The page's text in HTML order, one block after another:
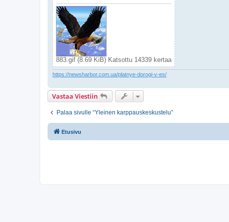
883.gif (8.69 KiB) Katsottu 14339 kertaa
https://newsharbor.com.ua/platnye-dorogi-v-es/
Vastaa Viestiin
Palaa sivulle “Yleinen karppauskeskustelu”
Etusivu